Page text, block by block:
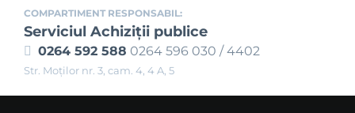
COMPARTIMENT RESPONSABIL:
Serviciul Achiziţii publice
0264 592 588 0264 596 030 / 4402
Str. Moţilor nr. 3, cam. 4, 4 A, 5